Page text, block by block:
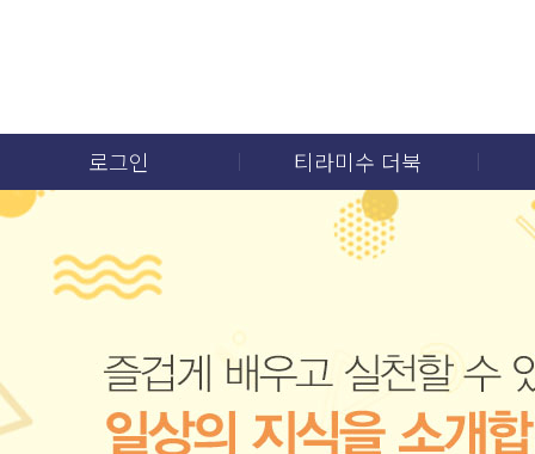
로그인 티라미수 더북